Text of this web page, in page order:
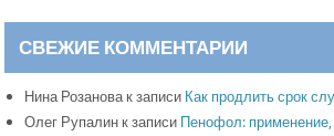
СВЕЖИЕ КОММЕНТАРИИ
Нина Розанова к записи Как продлить срок
Олег Рупалин к записи Пенофол: